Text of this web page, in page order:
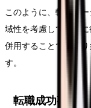
このように、転職エ
域性を考慮して慎重
併用することで、よ
す。
転職成功事例